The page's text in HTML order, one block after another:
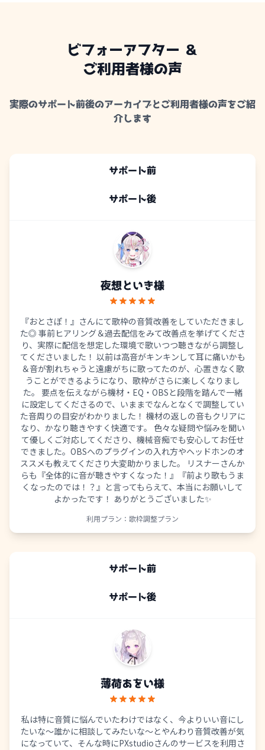
ビフォーアフター ＆
ご利用者様の声
実際のサポート前後のアーカイブとご利用者様の声をご紹
介します
サポート前
サポート後
夜想といき様
『おとさぽ！』さんにて歌枠の音質改善をしていただきまし
た◎ 事前ヒアリング＆過去配信をみて改善点を挙げてくださ
り、実際に配信を想定した環境で歌いつつ聴きながら調整し
てくださいました！ 以前は高音がキンキンして耳に痛いかも
＆音が割れちゃうと遠慮がちに歌ってたのが、心置きなく歌
うことができるようになり、歌枠がさらに楽しくなりまし
た。 要点を伝えながら機材・EQ・OBSと段階を踏んで一緒
に設定してくださるので、いままでなんとなくで調整してい
た音周りの目安がわかりました！ 機材の返しの音もクリアに
なり、かなり聴きやすく快適です。 色々な疑問や悩みを聞い
て優しくご対応してくださり、機械音痴でも安心してお任せ
できました。OBSへのプラグインの入れ方やヘッドホンのオ
ススメも教えてくださり大変助かりました。 リスナーさんか
らも『全体的に音が聴きやすくなった！』『前より歌もうま
くなったのでは！？』と言ってもらえて、本当にお願いして
よかったです！ ありがとうございました✨
利用プラン： 歌枠調整プラン
サポート前
サポート後
薄荷あをい様
私は特に音質に悩んでいたわけではなく、今よりいい音にし
たいな～誰かに相談してみたいな～とやんわり音質改善が気
になっていて、そんな時にPXstudioさんのサービスを利用さ